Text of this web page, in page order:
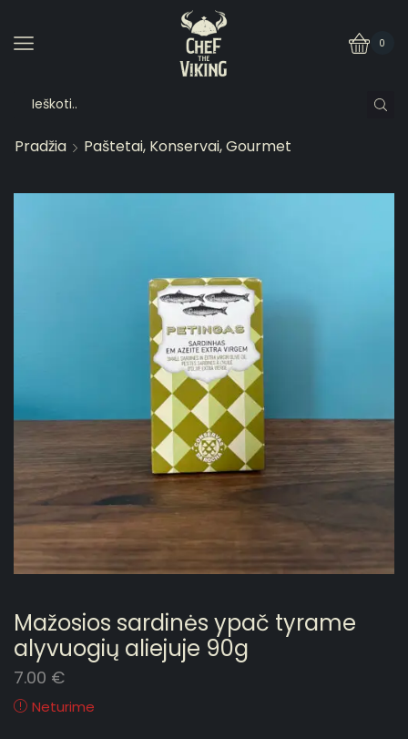
0
Pradžia Paštetai, Konservai, Gourmet
Mažosios sardinės ypač tyrame
alyvuogių aliejuje 90g
7.00 €
Neturime